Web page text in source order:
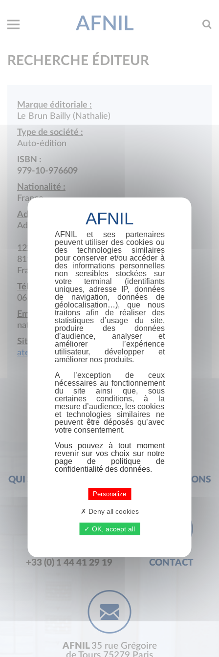
AFNIL
RECHERCHE ÉDITEUR
Marque éditoriale :
Le Brun Bailly (Nathalie)
Type de société :
Auto-édition
ISBN :
979-10-976609
Nationalité :
France
Adresse :
Adresse postale
122 de la Rivière
81190 Mirandol-Bourgnounac
France
Téléphone portable :
06 23 10 05 85
Email :
nathalie.lebrunbailly@yahoo.fr
Site Internet :
atelierssophrologie.fr
QUI SOMMES-NOUS ? FOIRE AUX QUESTIONS
+33 (0) 1 44 41 29 19 CONTACT
AFNIL 35 rue Grégoire
AFNIL et ses partenaires
peuvent utiliser des cookies ou
des technologies similaires
pour conserver et/ou accéder à
des informations personnelles
non sensibles stockées sur
votre terminal (identifiants
uniques, adresse IP, données
de navigation, données de
géolocalisation…), que nous
traitons afin de réaliser des
statistiques d’usage du site,
produire des données
d’audience, analyser et
améliorer l’expérience
utilisateur, développer et
améliorer nos produits.
A l’exception de ceux
nécessaires au fonctionnement
du site ainsi que, sous
certaines conditions, à la
mesure d’audience, les cookies
et technologies similaires ne
peuvent être déposés qu’avec
votre consentement.
Vous pouvez à tout moment
revenir sur vos choix sur notre
page de politique de
confidentialité des données.
Personalize
Deny all cookies
OK, accept all